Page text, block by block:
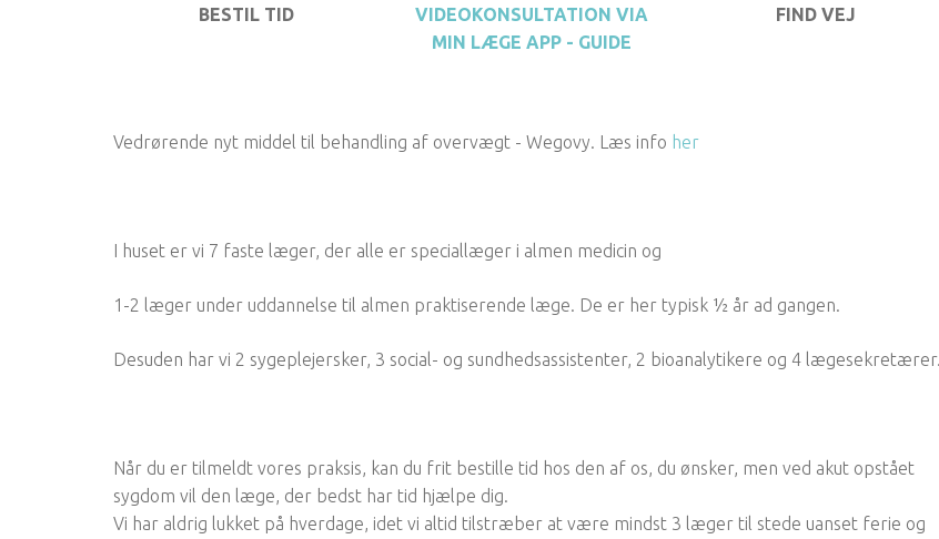
BESTIL TID
VIDEOKONSULTATION VIA
MIN LÆGE APP - GUIDE
FIND VEJ
Vedrørende nyt middel til behandling af overvægt - Wegovy. Læs info her
I huset er vi 7 faste læger, der alle er speciallæger i almen medicin og
1-2 læger under uddannelse til almen praktiserende læge. De er her typisk ½ år ad gangen.
Desuden har vi 2 sygeplejersker, 3 social- og sundhedsassistenter, 2 bioanalytikere og 4 lægesekretærer.
Når du er tilmeldt vores praksis, kan du frit bestille tid hos den af os, du ønsker, men ved akut opstået
sygdom vil den læge, der bedst har tid hjælpe dig.
Vi har aldrig lukket på hverdage, idet vi altid tilstræber at være mindst 3 læger til stede uanset ferie og